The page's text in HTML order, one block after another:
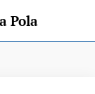
Pola